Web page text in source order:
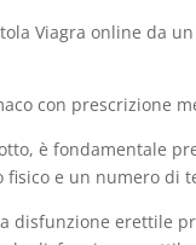
Viagra online da
con prescrizione
è fondamentale
e un numero di
disfunzione erettile